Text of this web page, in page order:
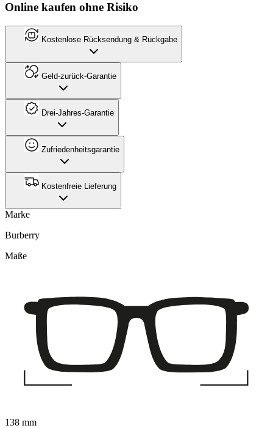
Online kaufen ohne Risiko
Kostenlose Rücksendung & Rückgabe
Geld-zurück-Garantie
Drei-Jahres-Garantie
Zufriedenheitsgarantie
Kostenfreie Lieferung
Marke
Burberry
Maße
138 mm